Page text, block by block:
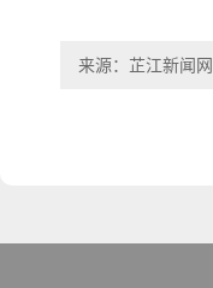
来源：芷江新闻网